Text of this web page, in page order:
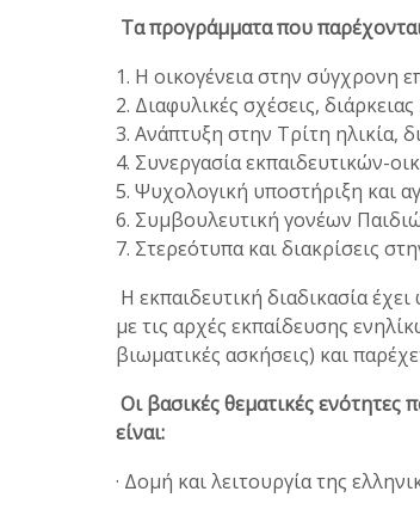
Τα προγράμματα που
1. Η οικογένεια στην σύγχρονη
2. Διαφυλικές σχέσεις,
3. Ανάπτυξη στην Τρίτη ηλικία,
4. Συνεργασία εκπαιδευτικών-
5. Ψυχολογική υποστήριξη και
6. Συμβουλευτική γονέων
7. Στερεότυπα και διακρίσεις
Η εκπαιδευτική διαδικασία
με τις αρχές εκπαίδευσης
βιωματικές ασκήσεις) και
Οι βασικές θεματικές
είναι:
· Δομή και λειτουργία της